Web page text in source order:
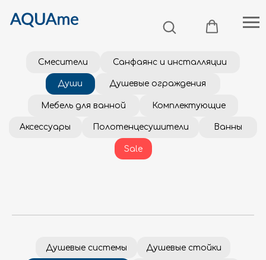
Души Душевые ограждения
Мебель для ванной
Аксессуары Полотенцесушители
Sale